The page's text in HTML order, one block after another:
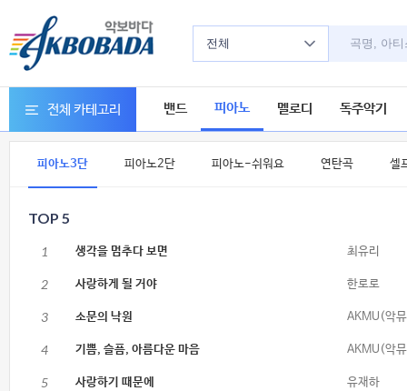
전체
전체 카테고리 밴드 피아노 멜로디 독주악기
피아노3단 피아노2단 피아노-쉬워요 연탄곡 셀
TOP 5
1 생각을 멈추다 보면 최유리
2 사랑하게 될 거야 한로로
3 소문의 낙원 AKMU(악
4 기쁨, 슬픔, 아름다운 마음 AKMU(악
5 사랑하기 때문에 유재하